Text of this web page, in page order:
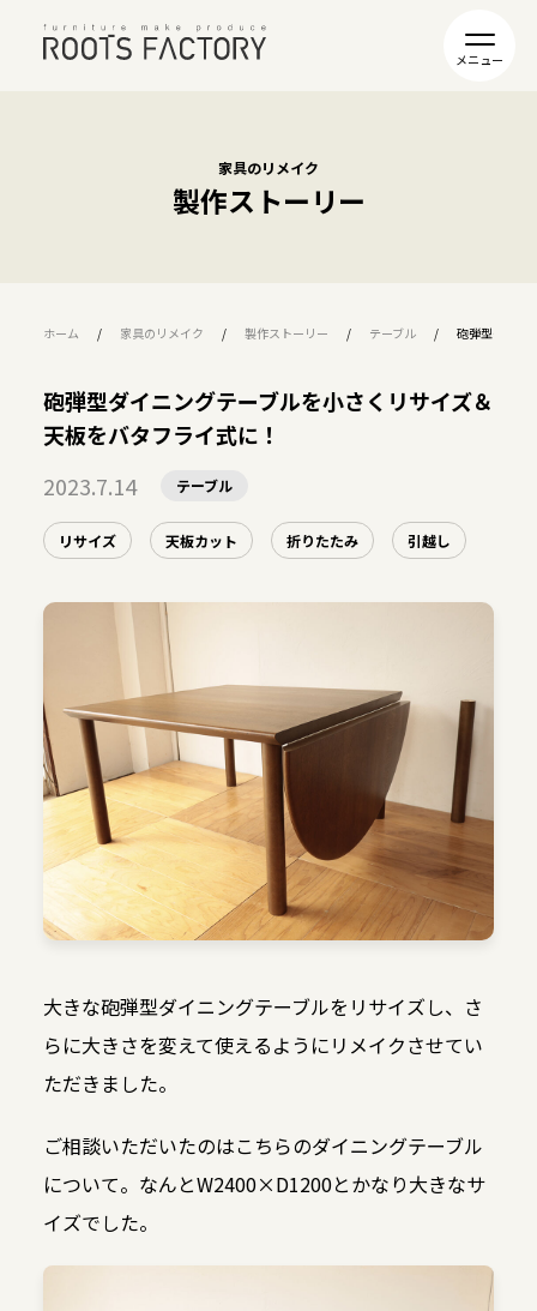
家具のリメイク
製作ストーリー
ホーム 家具のリメイク 製作ストーリー テーブル 砲弾型ダイニ
砲弾型ダイニングテーブルを小さくリサイズ＆
天板をバタフライ式に！
2023.7.14
テーブル
リサイズ 天板カット 折りたたみ 引越し
大きな砲弾型ダイニングテーブルをリサイズし、さ
らに大きさを変えて使えるようにリメイクさせてい
ただきました。
ご相談いただいたのはこちらのダイニングテーブル
について。なんとW2400×D1200とかなり大きなサ
イズでした。